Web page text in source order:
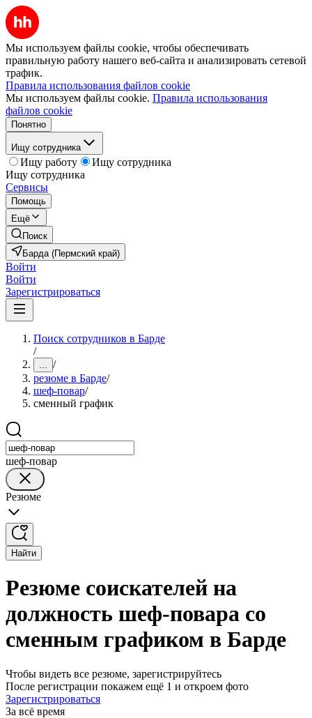
Мы используем файлы cookie, чтобы обеспечивать
правильную работу нашего веб-сайта и анализировать сетевой
трафик.
Правила использования файлов cookie
Мы используем файлы cookie. Правила использования
файлов cookie
Понятно
Ищу сотрудника
Ищу работу
Ищу сотрудника
Ищу сотрудника
Сервисы
Помощь
Ещё
Поиск
Барда (Пермский край)
Войти
Войти
Зарегистрироваться
Поиск сотрудников в Барде
/
... /
резюме в Барде/
шеф-повар/
сменный график
шеф-повар
Резюме
Найти
Резюме соискателей на
должность шеф-повара со
сменным графиком в Барде
Чтобы видеть все резюме, зарегистрируйтесь
После регистрации покажем ещё 1 и откроем фото
Зарегистрироваться
За всё время